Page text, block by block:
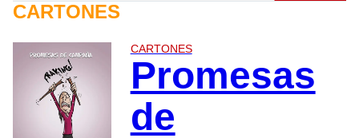
CARTONES
CARTONES
Promesas
de